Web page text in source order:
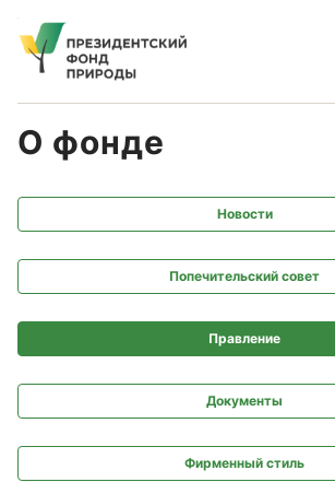
О фонде
Новости
Попечительский совет
Правление
Документы
Фирменный стиль